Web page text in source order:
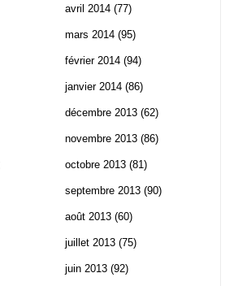
avril 2014 (77)
mars 2014 (95)
février 2014 (94)
janvier 2014 (86)
décembre 2013 (62)
novembre 2013 (86)
octobre 2013 (81)
septembre 2013 (90)
août 2013 (60)
juillet 2013 (75)
juin 2013 (92)